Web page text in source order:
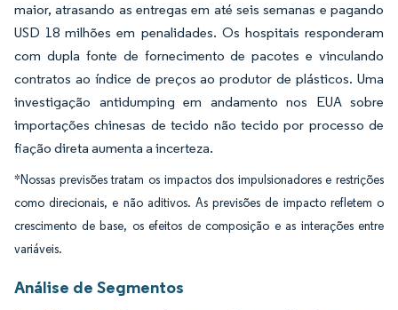
maior, atrasando as entregas em até seis semanas e pagando
USD 18 milhões em penalidades. Os hospitais responderam
com dupla fonte de fornecimento de pacotes e vinculando
contratos ao índice de preços ao produtor de plásticos. Uma
investigação antidumping em andamento nos EUA sobre
importações chinesas de tecido não tecido por processo de
fiação direta aumenta a incerteza.
*Nossas previsões tratam os impactos dos impulsionadores e restrições
como direcionais, e não aditivos. As previsões de impacto refletem o
crescimento de base, os efeitos de composição e as interações entre
variáveis.
Análise de Segmentos